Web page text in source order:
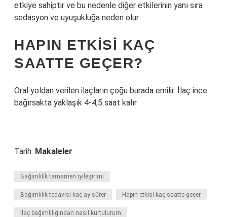
etkiye sahiptir ve bu nedenle diğer etkilerinin yanı sıra
sedasyon ve uyuşukluğa neden olur.
HAPIN ETKISI KAÇ
SAATTE GEÇER?
Oral yoldan verilen ilaçların çoğu burada emilir. İlaç ince
bağırsakta yaklaşık 4-4,5 saat kalır.
Tarih: Makaleler
Bağımlılık tamamen iyileşir mi
Bağımlılık tedavisi kaç ay sürer Hapın etkisi kaç saatte geçer
İlaç bağımlılığından nasıl kurtulurum